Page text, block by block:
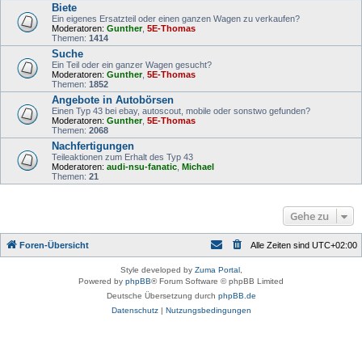
Biete
Ein eigenes Ersatzteil oder einen ganzen Wagen zu verkaufen?
Moderatoren: Gunther, 5E-Thomas
Themen: 1414
Suche
Ein Teil oder ein ganzer Wagen gesucht?
Moderatoren: Gunther, 5E-Thomas
Themen: 1852
Angebote in Autobörsen
Einen Typ 43 bei ebay, autoscout, mobile oder sonstwo gefunden?
Moderatoren: Gunther, 5E-Thomas
Themen: 2068
Nachfertigungen
Teileaktionen zum Erhalt des Typ 43
Moderatoren: audi-nsu-fanatic Michael
Themen: 21
Gehe zu
Foren-Übersicht Alle Zeiten sind UTC+02:00
Style developed by Zuma Portal,
Powered by phpBB® Forum Software © phpBB Limited
Deutsche Übersetzung durch phpBB.de
Datenschutz| Nutzungsbedingungen